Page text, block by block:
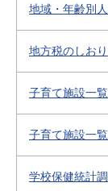
地域・年齢別
地方税のしおり
子育て施設一
子育て施設一
学校保健統計